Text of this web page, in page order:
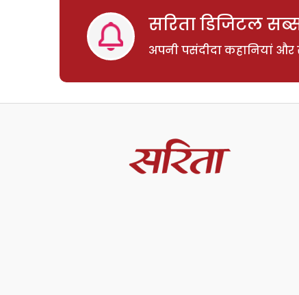
सरिता डिजिटल
अपनी पसंदीदा कहानियां और